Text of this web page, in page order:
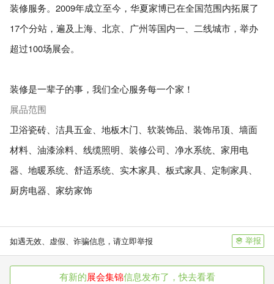
装修服务。2009年成立至今，华夏家博已在全国范围内拓展了
17个分站，遍及上海、北京、广州等国内一、二线城市，举办
超过100场展会。
装修是一辈子的事，我们全心服务每一个家！
展品范围
卫浴瓷砖、洁具五金、地板木门、软装饰品、装饰吊顶、墙面
材料、油漆涂料、线缆照明、装修公司、净水系统、家用电
器、地暖系统、舒适系统、实木家具、板式家具、定制家具、
厨房电器、家纺家饰
如遇无效、虚假、诈骗信息，请立即举报 举报
有新的展会集锦信息发布了，快去看看